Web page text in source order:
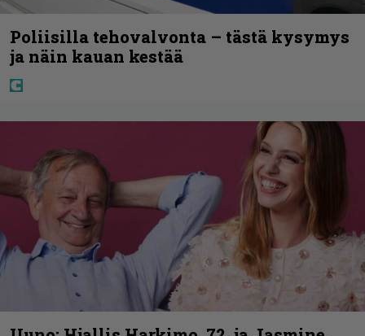
Poliisilla tehovalvonta – tästä kysymys
ja näin kauan kestää